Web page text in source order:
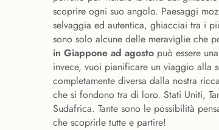
scoprire ogni suo angolo. Paesaggi
selvaggia ed autentica, ghiacciai tra i
sono solo alcune delle meraviglie che
in Giappone ad agostopuò essere
invece, vuoi pianificare un viaggio alla
completamente diversa dalla nostra
che si fondono tra di loro. Stati Uniti,
Sudafrica. Tante sono le possibilità
che scoprirle tutte e partire!